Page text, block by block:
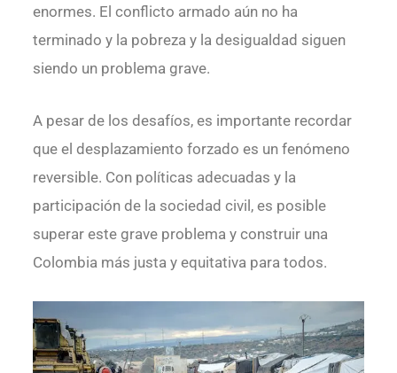
enormes. El conflicto armado aún no ha
terminado y la pobreza y la desigualdad siguen
siendo un problema grave.
A pesar de los desafíos, es importante recordar
que el desplazamiento forzado es un fenómeno
reversible. Con políticas adecuadas y la
participación de la sociedad civil, es posible
superar este grave problema y construir una
Colombia más justa y equitativa para todos.